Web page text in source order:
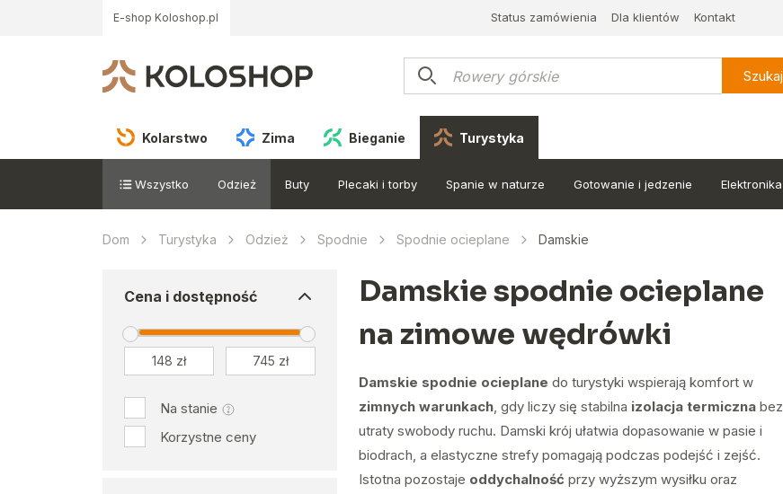
E-shop Koloshop.pl Status zamówienia Dla klientów Kontakt
Szukaj
Kolarstwo Zima Bieganie Turystyka
Wszystko Odzież Buty Plecaki i torby Spanie w naturze Gotowanie i jedzenie Elektronika
Dom Turystyka Odzież Spodnie Spodnie ocieplane Damskie
Cena i dostępność
Na stanie
Korzystne ceny
Damskie spodnie ocieplane
na zimowe wędrówki
Damskie spodnie ocieplane do turystyki wspierają komfort w
zimnych warunkach, gdy liczy się stabilna izolacja termiczna bez
utraty swobody ruchu. Damski krój ułatwia dopasowanie w pasie i
biodrach, a elastyczne strefy pomagają podczas podejść i zejść.
Istotna pozostaje oddychalność przy wyższym wysiłku oraz